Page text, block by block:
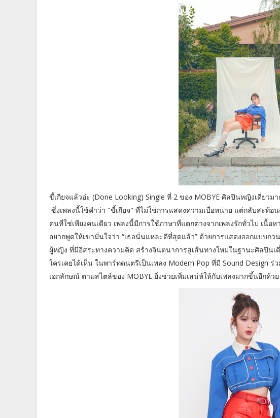
ขี้เกียจแล้วอ่ะ (Done Looking) Single ที่ 2 ของ MOBYE ศิลปินหญิงเดี่ยวม
ซึ่งเพลงนี้ใช้คำว่า "ขี้เกียจ" ที่ไม่ใช่การแสดงความเบื่อหน่าย แต่กลับสะท้
คนที่ใช่เพียงคนเดียว เพลงนี้มีการใช้ภาษาที่แตกต่างจากเพลงรักทั่วไป เนื้อ
อยากพูดให้เขามั่นใจว่า “เธอนั่นแหละดีที่สุดแล้ว” ด้วยการแสดงออกแบบก
ผู้หญิง ที่มีอิสระทางความคิด สร้างจินตนาการสู่เส้นทางใหม่ในฐานะศิลปินเ
ใครเคยได้เห็น ในพาร์ทดนตรีเป็นเพลง Modern Pop ที่มี Sound Design ร่
เอกลักษณ์ ตามสไตล์ของ MOBYE ยิ่งช่วยเพิ่มเสน่ห์ให้กับเพลงมากขึ้นอีกด้วย